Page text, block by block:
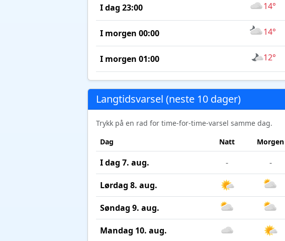
I dag 23:00 14°
I morgen 00:00 14°
I morgen 01:00 12°
Langtidsvarsel (neste 10 dager)
Trykk på en rad for time-for-time-varsel samme dag.
Dag
Natt Morgen
I dag 7. aug. - -
Lørdag 8. aug.
Søndag 9. aug.
Mandag 10. aug.